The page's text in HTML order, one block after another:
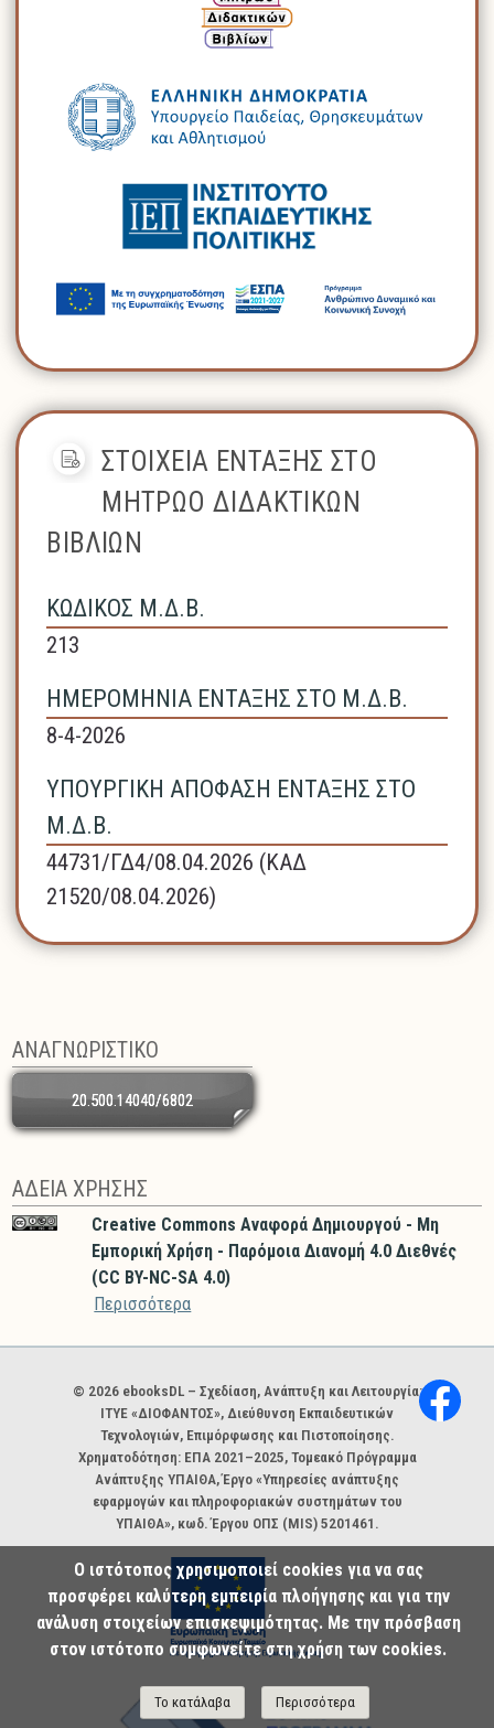
ΣΤΟΙΧΕΙΑ ΕΝΤΑΞΗΣ ΣΤΟ
ΜΗΤΡΩΟ ΔΙΔΑΚΤΙΚΩΝ
ΒΙΒΛΙΩΝ
ΚΩΔΙΚΟΣ Μ.Δ.Β.
213
ΗΜΕΡΟΜΗΝΙΑ ΕΝΤΑΞΗΣ ΣΤΟ Μ.Δ.Β.
8-4-2026
ΥΠΟΥΡΓΙΚΗ ΑΠΟΦΑΣΗ ΕΝΤΑΞΗΣ ΣΤΟ
Μ.Δ.Β.
44731/ΓΔ4/08.04.2026 (ΚΑΔ
21520/08.04.2026)
ΑΝΑΓΝΩΡΙΣΤΙΚΟ
20.500.14040/6802
ΑΔΕΙΑ ΧΡΗΣΗΣ
Creative Commons Αναφορά Δημιουργού - Μη
Εμπορική Χρήση - Παρόμοια Διανομή 4.0 Διεθνές
(CC BY-NC-SA 4.0)
Περισσότερα
Χορηγοί και φορείς
© 2026 ebooksDL – Σχεδίαση, Ανάπτυξη και Λειτουργία:
ΙΤΥΕ «ΔΙΟΦΑΝΤΟΣ», Διεύθυνση Εκπαιδευτικών
Τεχνολογιών, Επιμόρφωσης και Πιστοποίησης.
Χρηματοδότηση: ΕΠΑ 2021–2025, Τομεακό Πρόγραμμα
Ανάπτυξης ΥΠΑΙΘΑ, Έργο «Υπηρεσίες ανάπτυξης
εφαρμογών και πληροφοριακών συστημάτων του
ΥΠΑΙΘΑ», κωδ. Έργου ΟΠΣ (MIS) 5201461.
Ο ιστότοπος χρησιμοποιεί cookies για να σας
προσφέρει καλύτερη εμπειρία πλοήγησης και για την
ανάλυση στοιχείων επισκεψιμότητας. Με την πρόσβαση
στον ιστότοπο συμφωνείτε στη χρήση των cookies.
Το κατάλαβα Περισσότερα